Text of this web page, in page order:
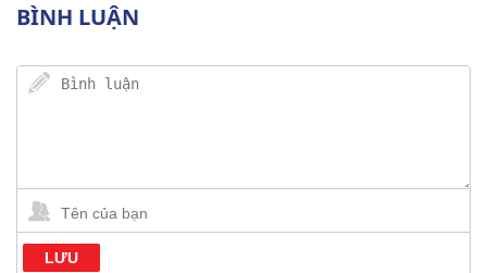
BÌNH LUẬN